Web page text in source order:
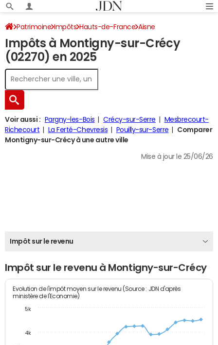
Patrimoine Impôts Hauts-de-France Aisne
Montigny-sur-Crécy Impôt sur le revenu
Impôts à Montigny-sur-Crécy
(02270) en 2025
Voir aussi : Pargny-les-Bois Crécy-sur-Serre
Mesbrecourt-
Richecourt
La Ferté-Chevresis Pouilly-sur-Serre
Comparer
Montigny-sur-Crécy à une autre ville
Mise à jour le 25/06/26
Impôt sur le revenu
Impôt sur le revenu à Montigny-sur-Crécy
Evolution de l'impôt moyen sur le revenu (Source : JDN d'après
ministère de l'Economie)
4k
5k